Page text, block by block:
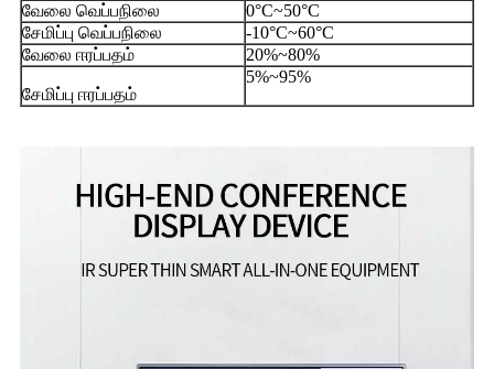
வேலை வெப்பநிலை
0°C~50°C
சேமிப்பு வெப்பநிலை
-10°C~60°C
வேலை ஈரப்பதம்
20%~80%
சேமிப்பு ஈரப்பதம்
5%~95%